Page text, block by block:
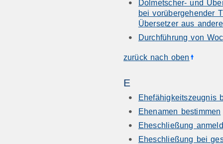
Dolmetscher- und
bei vorübergehender
Übersetzer aus
Durchführung von
zurück nach oben
E
Ehefähigkeitszeugnis
Ehenamen bestimmen
Eheschließung
Eheschließung bei